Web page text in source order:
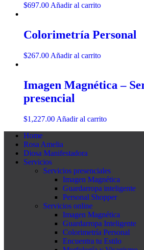
$697.00 Añadir al carrito
Colorimetría Personal
$267.00 Añadir al carrito
Imagen Magnética –
presencial
$1,227.00 Añadir al carrito
Home
Rosa Amelia
Diosa Manifestadora
Servicios
Servicios presenciales
Imagen Magnética
Guardarropa inteligente
Personal Shopper
Servicios online
Imagen Magnética
Guardarropa Inteligente
Colorimetría Personal
Encuentra tu Estilo